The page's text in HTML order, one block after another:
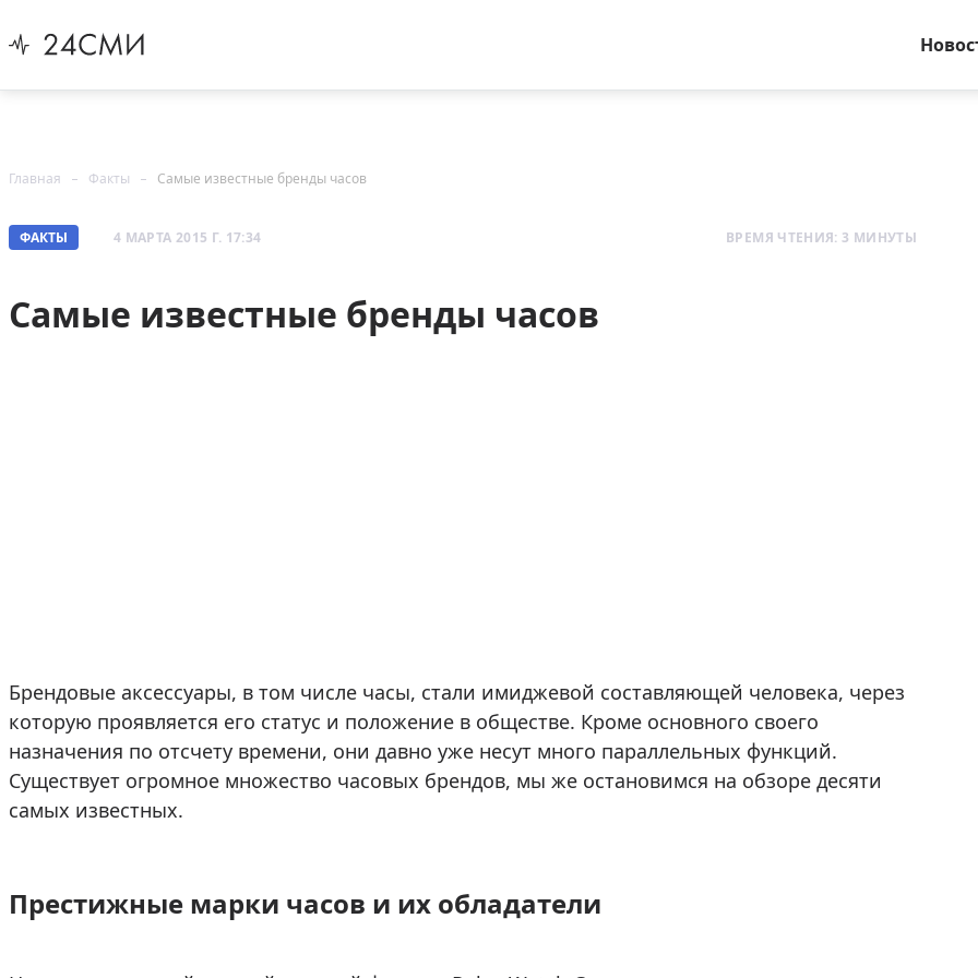
Главная Факты Самые известные бренды часов
ФАКТЫ 4 МАРТА 2015 Г. 17:34 ВРЕМЯ ЧТЕНИЯ: 3 МИНУТЫ
Самые известные бренды часов
Брендовые аксессуары, в том числе часы, стали имиджевой составляющей человека, через
которую проявляется его статус и положение в обществе. Кроме основного своего
назначения по отсчету времени, они давно уже несут много параллельных функций.
Существует огромное множество часовых брендов, мы же остановимся на обзоре десяти
самых известных.
Престижные марки часов и их обладатели